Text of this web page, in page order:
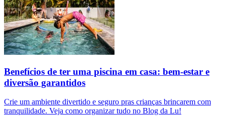
Benefícios de ter uma piscina em casa: bem-estar e
diversão garantidos
Crie um ambiente divertido e seguro pras crianças brincarem com
tranquilidade. Veja como organizar tudo no Blog da Lu!